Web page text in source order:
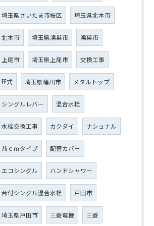
埼玉県さいたま市桜区 埼玉県北本市
北本市 埼玉県鴻巣市 鴻巣市
上尾市 埼玉県上尾市 交換工事
FF式 埼玉県桶川市 メタルトップ
シングルレバー 混合水栓
水栓交換工事 カクダイ ナショナル
75ｃｍタイプ 配管カバー
エコシングル ハンドシャワー
台付シングル混合水栓 戸田市
埼玉県戸田市 三菱電機 三菱